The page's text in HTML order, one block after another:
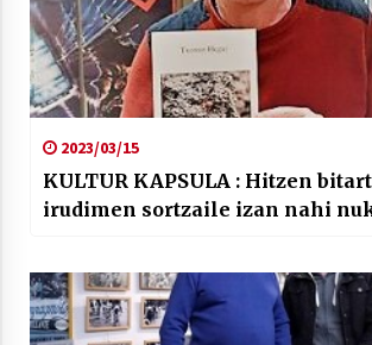
2023/03/15
KULTUR KAPSULA : Hitzen
irudimen sortzaile izan nahi